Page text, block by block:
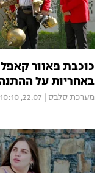
כוכבת פאוור
באחריות על
מערכת סלבס 22.07, 10:10